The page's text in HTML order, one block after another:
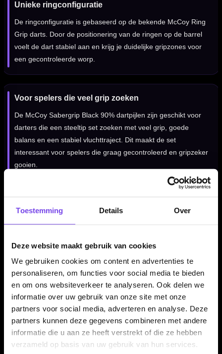
Toestemming Details Over
Deze website maakt gebruik van cookies
We gebruiken cookies om content en advertenties te
personaliseren, om functies voor social media te bieden
en om ons websiteverkeer te analyseren. Ook delen we
informatie over uw gebruik van onze site met onze
partners voor social media, adverteren en analyse. Deze
partners kunnen deze gegevens combineren met andere
informatie die u aan ze heeft verstrekt of die ze hebben
verzameld op basis van uw gebruik van hun services.
Unieke ringconfiguratie
De ringconfiguratie is gebaseerd op de bekende McCoy Ring
Grip darts. Door de positionering van de ringen op de barrel
voelt de dart stabiel aan en krijg je duidelijke gripzones voor
een gecontroleerde worp.
Voor spelers die veel grip zoeken
De McCoy Sabergrip Black 90% dartpijlen zijn geschikt voor
darters die een steeltip set zoeken met veel grip, goede
balans en een stabiel vluchttraject. Dit maakt de set
interessant voor spelers die graag gecontroleerd en gripzeker
gooien.
gripstijl kiezen voor een lichter, sneller gevoel of juist een
zwaardere dart met meer rust in de worp.
Compleet geleverd als set van 3 dartpijlen
De McCoy Sabergrip Black 90% dartpijlen worden geleverd als
complete set van drie steeltip dartpijlen. Daardoor kun je direct
flights en shafts.